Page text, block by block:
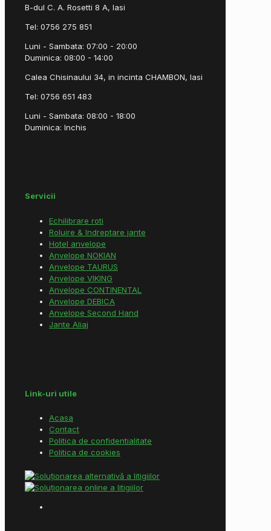
B-dul C. A. Rosetti 8 A, Iasi
Tel: 0756 275 851
Luni - Sambata: 07:00 - 20:00
Duminica: 08:00 - 14:00
Calea Chisinaului 34, in incinta CHAMBON, Iasi
Tel: 0756 651 483
Luni - Sambata: 08:00 - 18:00
Duminica: Inchis
Servicii
Echilibrare roti
Roluire & Indreptare jante
Hotel anvelope
Anvelope NOKIAN
Anvelope TAURUS
Anvelope VIKING
Anvelope CONTINENTAL
Anvelope DEBICA
Anvelope Second Hand
Jante Aliaj
Link-uri utile
Acasa
Contact
Politica de confidentialitate
Politica de cookies